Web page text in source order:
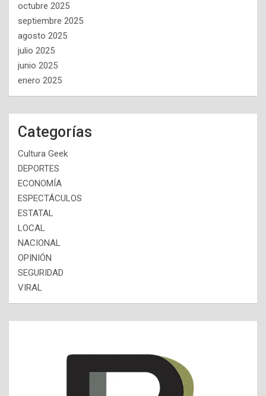
octubre 2025
septiembre 2025
agosto 2025
julio 2025
junio 2025
enero 2025
Categorías
Cultura Geek
DEPORTES
ECONOMÍA
ESPECTÁCULOS
ESTATAL
LOCAL
NACIONAL
OPINIÓN
SEGURIDAD
VIRAL